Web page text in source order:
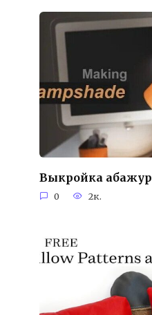
Выкройка абажур
0 2к.